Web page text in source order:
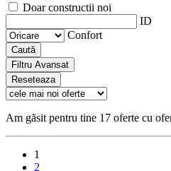
Doar constructii noi
ID
Confort
Caută
Filtru Avansat
Reseteaza
Am găsit pentru tine 17 oferte cu
1
2